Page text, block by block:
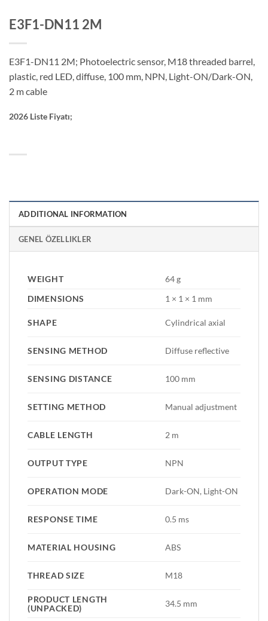
E3F1-DN11 2M
E3F1-DN11 2M; Photoelectric sensor, M18 threaded barrel,
plastic, red LED, diffuse, 100 mm, NPN, Light-ON/Dark-ON,
2 m cable
2026 Liste Fiyatı;
ADDITIONAL INFORMATION
GENEL ÖZELLIKLER
WEIGHT
64 g
DIMENSIONS
1 × 1 × 1 mm
SHAPE Cylindrical axial
SENSING METHOD Diffuse reflective
SENSING DISTANCE 100 mm
SETTING METHOD Manual adjustment
CABLE LENGTH 2 m
OUTPUT TYPE NPN
OPERATION MODE Dark-ON, Light-ON
RESPONSE TIME 0.5 ms
MATERIAL HOUSING ABS
THREAD SIZE M18
PRODUCT LENGTH
(UNPACKED)
34.5 mm